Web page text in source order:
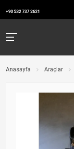
+90 532 737 2621
Anasayfa Araçlar